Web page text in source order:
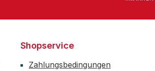
Shopservice
Zahlungsbedingungen